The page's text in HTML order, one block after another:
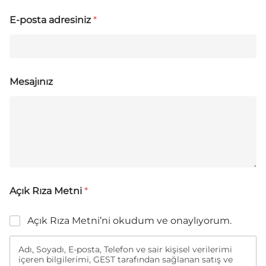
E-posta adresiniz*
Mesajınız
Açık Rıza Metni *
Açık Rıza Metni’ni okudum ve onaylıyorum.
Adı, Soyadı, E-posta, Telefon ve sair kişisel verilerimi
içeren bilgilerimi, GEST tarafından sağlanan satış ve